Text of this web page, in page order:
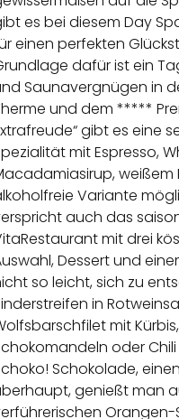
es bei diesem Day
einen perfekten
dafür ist ein
Saunavergnügen in
und dem *****
gibt es eine
mit Espresso,
Variante
auch das
mit drei
Dessert und
so leicht, sich zu
in
mit
oder
Schokolade,
genießt man